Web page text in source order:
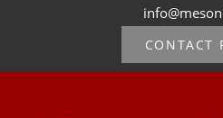
CONTACT